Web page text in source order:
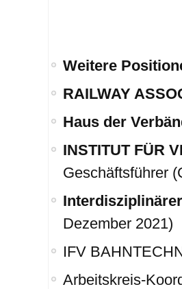
Weitere
RAILWAY
Haus der
INSTITUT FÜR
Geschäftsführer
Dezember 2021)
IFV
Arbeitskreis-